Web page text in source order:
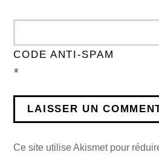
CODE ANTI-SPAM
*
Ce site utilise Akismet pour